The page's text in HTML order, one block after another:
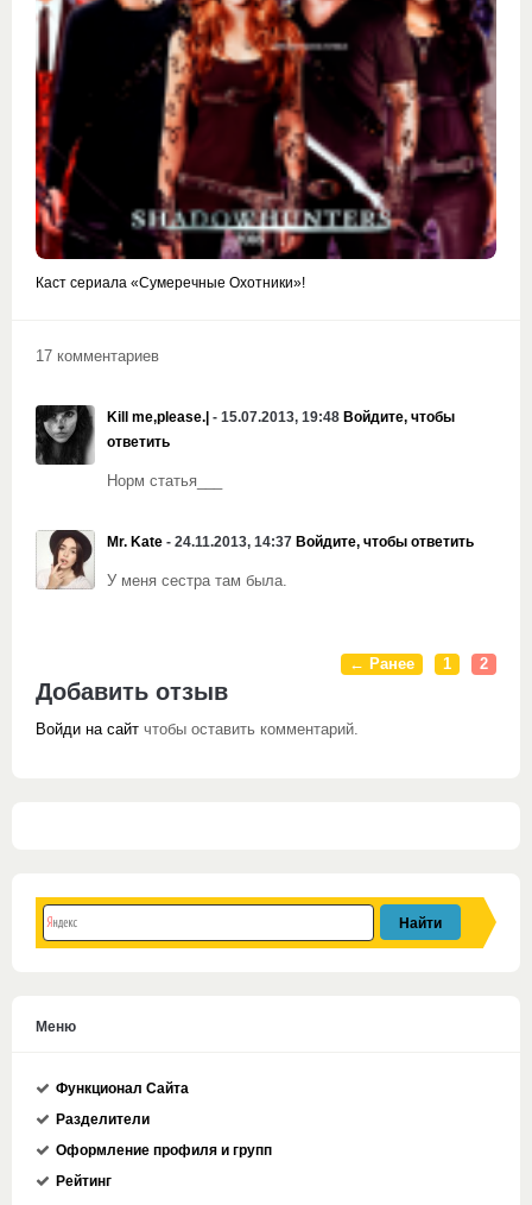
Каст сериала «Сумеречные Охотники»!
17 комментариев
Kill me,please.| - 15.07.2013, 19:48 Войдите, чтобы
ответить
Норм статья___
Mr. Kate - 24.11.2013, 14:37 Войдите, чтобы ответить
У меня сестра там была.
← Ранее 1 2
Добавить отзыв
Войди на сайт чтобы оставить комментарий.
Меню
Функционал Сайта
Разделители
Оформление профиля и групп
Рейтинг